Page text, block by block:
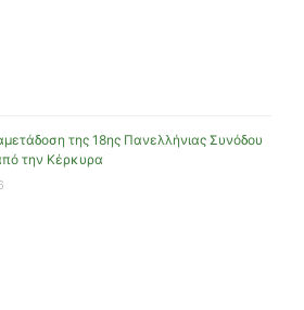
της 18ης Πανελλήνιας Συνόδου
την Κέρκυρα